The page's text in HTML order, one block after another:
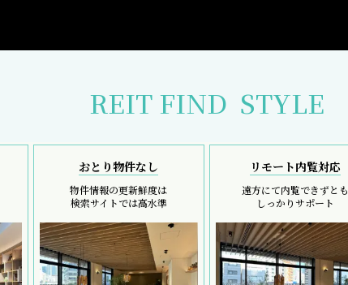
REIT FIND STYLE
おとり物件なし
物件情報の更新鮮度は
検索サイトでは高水準
リモート内覧対応
遠方にて内覧できずとも
しっかりサポート